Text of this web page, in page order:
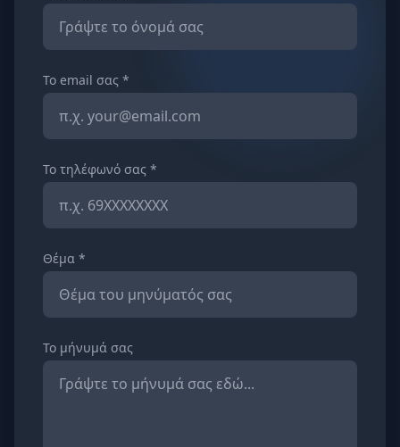
Το email σας *
Το τηλέφωνό σας *
Θέμα *
Το μήνυμά σας